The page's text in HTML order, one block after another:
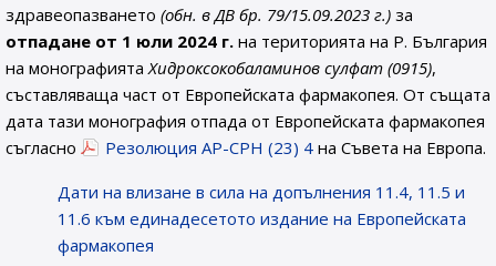
здравеопазването (обн. в ДВ бр. 79/15.09.2023 г.) за
отпадане от 1 юли 2024 г. на територията на Р. България
на монографиятаХидроксокобаламинов сулфат (0915),
съставляваща част от Европейската фармакопея. От същата
дата тази монография отпада от Европейската фармакопея
съгласно
Резолюция AP-CPH (23) 4 на Съвета на Европа.
Дати на влизане в сила на допълнения 11.4, 11.5 и
11.6 към единадесетото издание на Европейската
фармакопея